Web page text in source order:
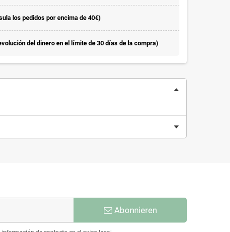
los pedidos por encima de 40€)
del dinero en el límite de 30 días de la compra)
Abonnieren